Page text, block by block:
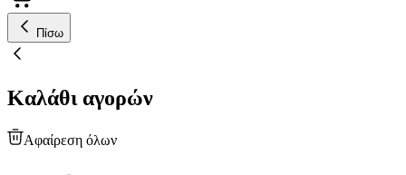
Πίσω
Καλάθι αγορών
Αφαίρεση όλων